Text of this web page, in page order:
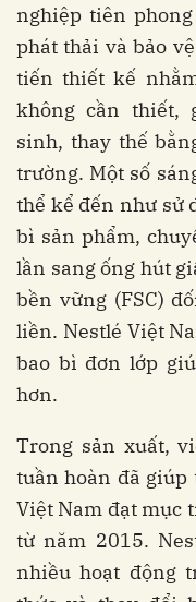
nghiệp tiên
phát thải và bảo
tiến thiết kế
không cần thiết,
sinh, thay thế
trường. Một số
thể kể đến như sử
bì sản phẩm,
lần sang ống hút
bền vững (FSC)
liền. Nestlé Việt
bao bì đơn lớp
hơn.
Trong sản xuất,
tuần hoàn đã giúp
Việt Nam đạt mục
từ năm 2015.
nhiều hoạt động